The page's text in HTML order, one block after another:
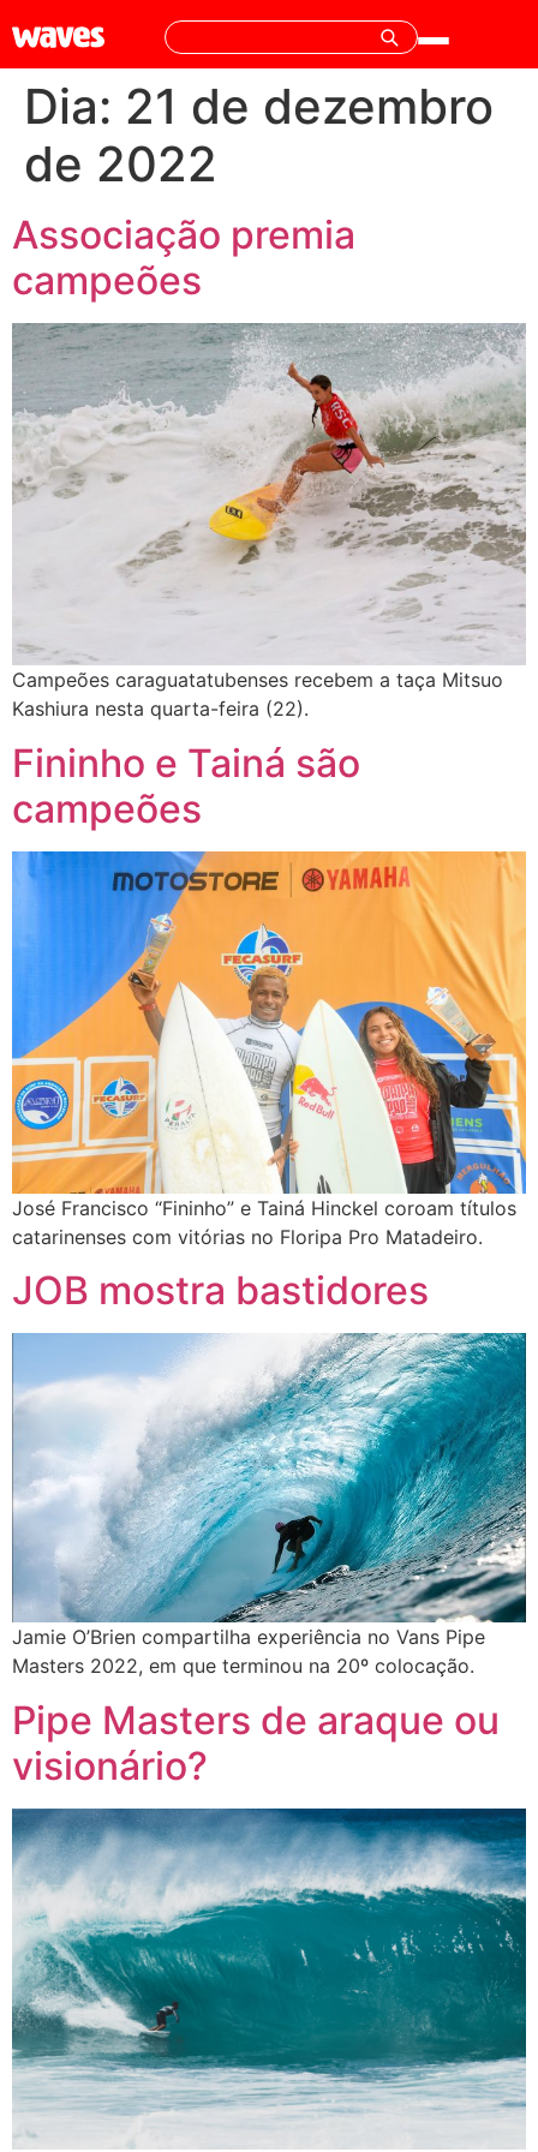
Dia: 21 de dezembro
de 2022
Associação premia
campeões
Campeões caraguatatubenses recebem a taça Mitsuo
Kashiura nesta quarta-feira (22).
Fininho e Tainá são
campeões
José Francisco “Fininho” e Tainá Hinckel coroam títulos
catarinenses com vitórias no Floripa Pro Matadeiro.
JOB mostra bastidores
Jamie O’Brien compartilha experiência no Vans Pipe
Masters 2022, em que terminou na 20º colocação.
Pipe Masters de araque ou
visionário?